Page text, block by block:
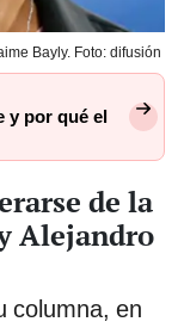
Bayly. Foto: difusión
y por qué el
de la
Alejandro
columna, en